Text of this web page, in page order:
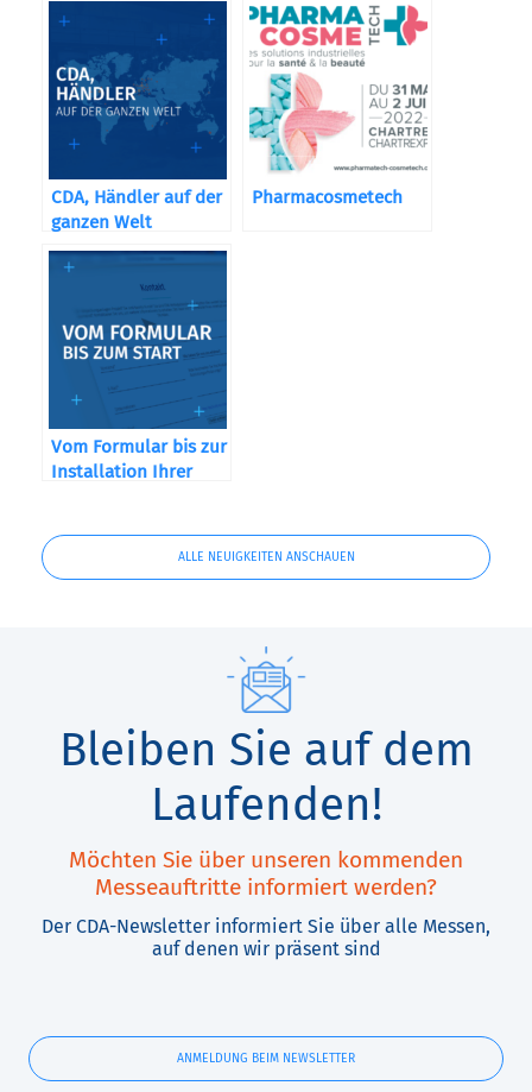
CDA, Händler auf der
ganzen Welt
Pharmacosmetech
Vom Formular bis zur
Installation Ihrer
ALLE NEUIGKEITEN ANSCHAUEN
Bleiben Sie auf dem
Laufenden!
Möchten Sie über unseren kommenden
Messeauftritte informiert werden?
Der CDA-Newsletter informiert Sie über alle Messen,
auf denen wir präsent sind
ANMELDUNG BEIM NEWSLETTER